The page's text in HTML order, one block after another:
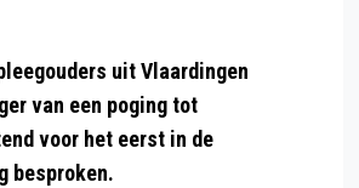
uit Vlaardingen
van een poging tot
voor het eerst in de
besproken.